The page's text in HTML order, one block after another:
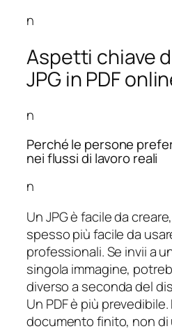
n
Aspetti chiave
JPG in PDF
n
Perché le persone
nei flussi di lavoro reali
n
Un JPG è facile da
spesso più facile da
professionali. Se invii a
singola immagine,
diverso a seconda del
Un PDF è più
documento finito, non di